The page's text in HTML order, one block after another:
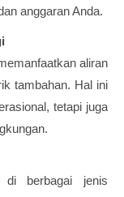
anggaran Anda.
aliran
tambahan. Hal ini
tetapi juga
di berbagai jenis